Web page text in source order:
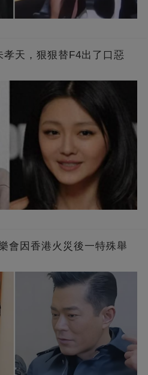
孝天，狠狠替F4出了口惡
會因香港火災後一特殊舉